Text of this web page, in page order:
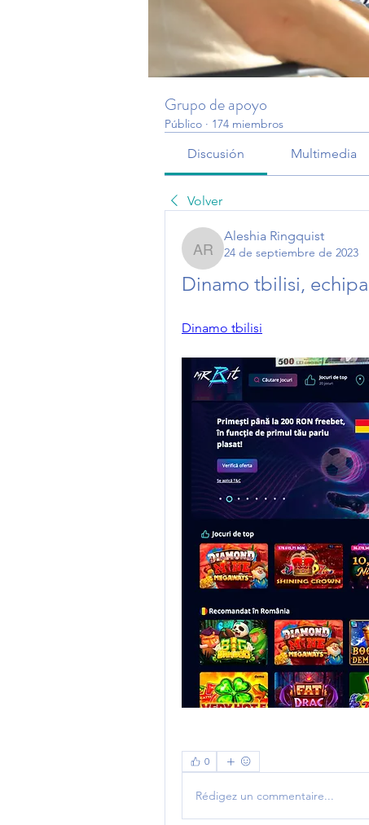
Grupo de apoyo
Público · 174 miembros
Discusión Multimedia
Volver
Aleshia Ringquist
Aleshia Ringquist
24 de septiembre de 2023
Dinamo tbilisi,
Dinamo tbilisi
0
Rédigez un commentaire...